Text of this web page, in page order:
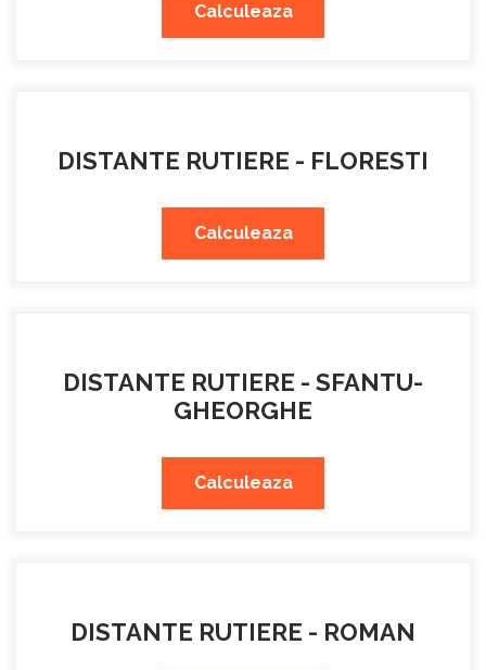
Calculeaza
DISTANTE RUTIERE - FLORESTI
Calculeaza
DISTANTE RUTIERE - SFANTU-
GHEORGHE
Calculeaza
DISTANTE RUTIERE - ROMAN